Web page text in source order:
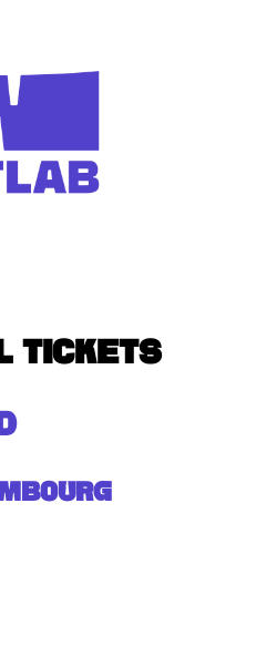
TICKETS